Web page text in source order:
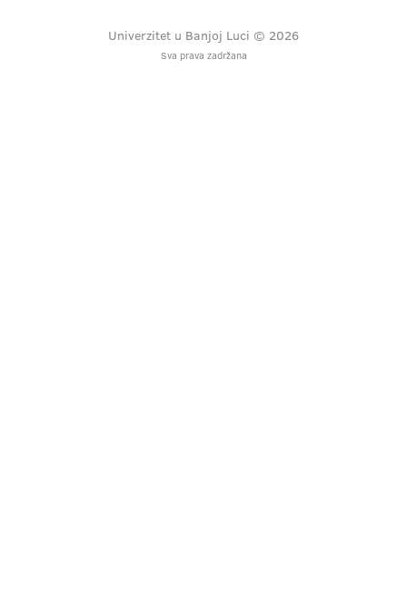
Univerzitet u Banjoj Luci © 2026
Sva prava zadržana